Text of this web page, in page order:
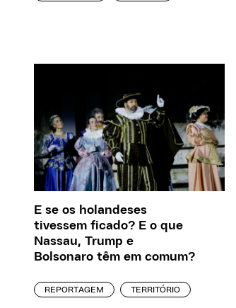
E se os holandeses
tivessem ficado? E o que
Nassau, Trump e
Bolsonaro têm em comum?
REPORTAGEM TERRITÓRIO